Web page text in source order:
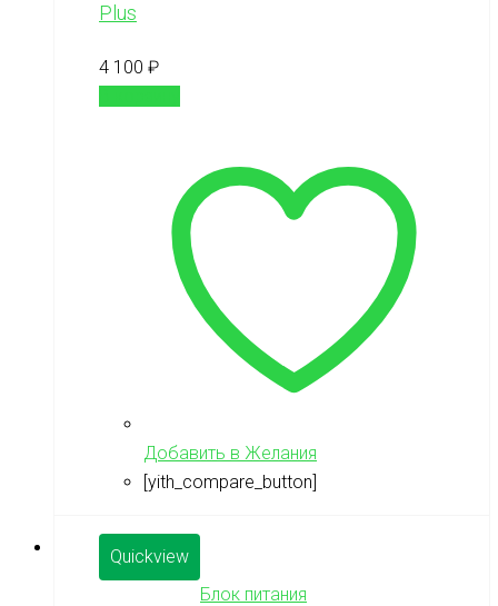
Plus
4 100 ₽
Добавить в Желания
[yith_compare_button]
Quickview
Блок питания